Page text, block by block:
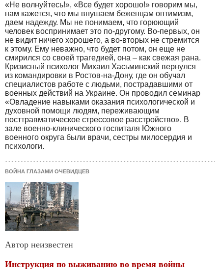
«Не волнуйтесь!», «Все будет хорошо!» говорим мы,
нам кажется, что мы внушаем беженцам оптимизм,
даем надежду. Мы не понимаем, что горюющий
человек воспринимает это по-другому. Во-первых, он
не видит ничего хорошего, а во-вторых не стремится
к этому. Ему неважно, что будет потом, он еще не
смирился со своей трагедией, она – как свежая рана.
Кризисный психолог Михаил Хасьминский вернулся
из командировки в Ростов-на-Дону, где он обучал
специалистов работе с людьми, пострадавшими от
военных действий на Украине. Он проводил семинар
«Овладение навыками оказания психологической и
духовной помощи людям, переживающим
посттравматическое стрессовое расстройство». В
зале военно-клинического госпиталя Южного
военного округа были врачи, сестры милосердия и
психологи.
ВОЙНА ГЛАЗАМИ ОЧЕВИДЦЕВ
Автор неизвестен
Инструкция по выживанию во время войны